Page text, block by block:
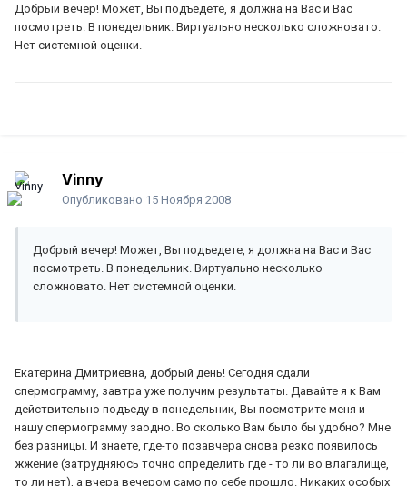
Добрый вечер! Может, Вы подъедете, я должна на Вас и Вас
посмотреть. В понедельник. Виртуально несколько сложновато.
Нет системной оценки.
Vinny
Опубликовано 15 Ноября 2008
Добрый вечер! Может, Вы подъедете, я должна на Вас и Вас
посмотреть. В понедельник. Виртуально несколько
сложновато. Нет системной оценки.
Екатерина Дмитриевна, добрый день! Сегодня сдали
спермограмму, завтра уже получим результаты. Давайте я к Вам
действительно подъеду в понедельник, Вы посмотрите меня и
нашу спермограмму заодно. Во сколько Вам было бы удобно? Мне
без разницы. И знаете, где-то позавчера снова резко появилось
жжение (затрудняюсь точно определить где - то ли во влагалище,
то ли нет), а вчера вечером само по себе прошло. Никаких особых